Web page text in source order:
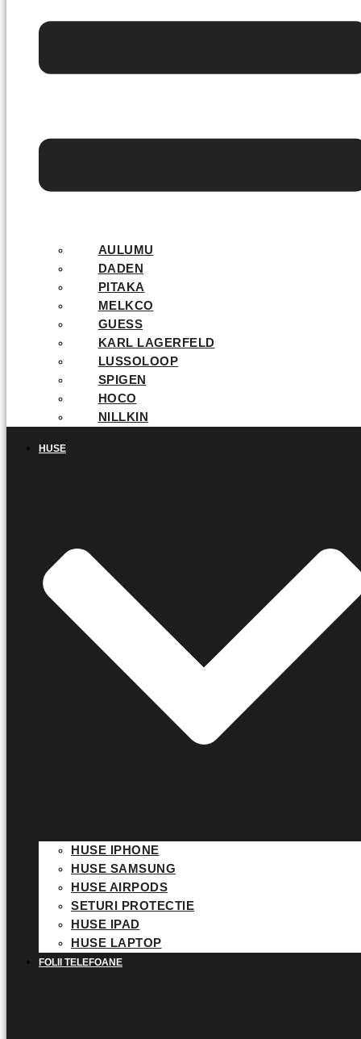
AULUMU
DADEN
PITAKA
MELKCO
GUESS
KARL LAGERFELD
LUSSOLOOP
SPIGEN
HOCO
NILLKIN
HUSE
HUSE IPHONE
HUSE SAMSUNG
HUSE AIRPODS
SETURI PROTECTIE
HUSE IPAD
HUSE LAPTOP
FOLII TELEFOANE